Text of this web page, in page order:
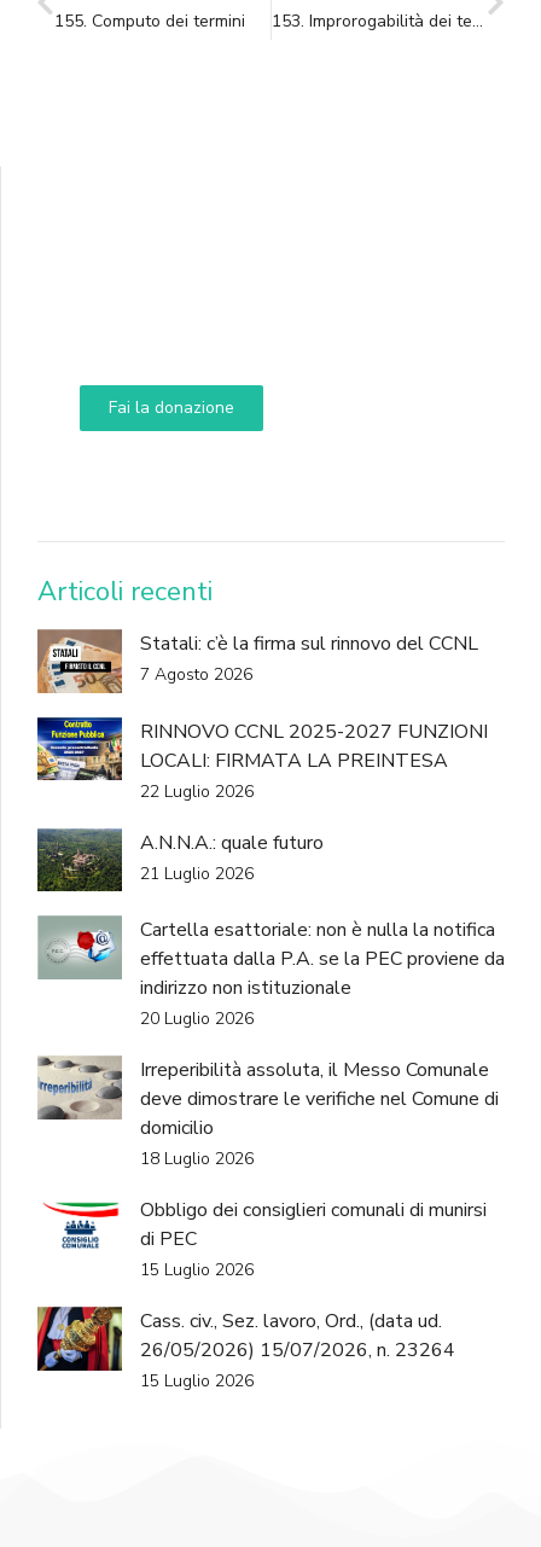
155. Computo dei termini 153. Improrogabilità dei termini perentori
Fai la donazione
DONA
Articoli recenti
Statali: c’è la firma sul rinnovo del CCNL
7 Agosto 2026
RINNOVO CCNL 2025-2027 FUNZIONI
LOCALI: FIRMATA LA PREINTESA
22 Luglio 2026
A.N.N.A.: quale futuro
21 Luglio 2026
Cartella esattoriale: non è nulla la notifica
effettuata dalla P.A. se la PEC proviene da
indirizzo non istituzionale
20 Luglio 2026
Irreperibilità assoluta, il Messo Comunale
deve dimostrare le verifiche nel Comune di
domicilio
18 Luglio 2026
Obbligo dei consiglieri comunali di munirsi
di PEC
15 Luglio 2026
Cass. civ., Sez. lavoro, Ord., (data ud.
26/05/2026) 15/07/2026, n. 23264
15 Luglio 2026